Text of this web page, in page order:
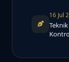
16 Jul